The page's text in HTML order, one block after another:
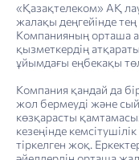
«Қазақтелеком» АҚ
жалақы деңгейінде тең
Компанияның орташа
қызметкердің
ұйымдағы еңбекақы
Компания қандай да
жол бермеуді және
көзқарасты
кезеңінде
тіркелген жоқ.